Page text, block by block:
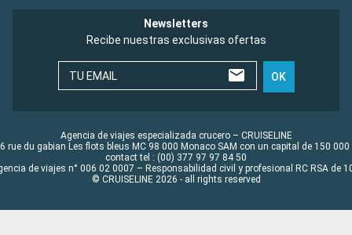
Newsletters
Recibe nuestras exclusivas ofertas
TU EMAIL OK
Agencia de viajes especializada crucero – CRUISELINE
rue du gabian Les flots bleus MC 98 000 Monaco SAM con un capital de 150 000
contact tel : (00) 377 97 97 84 50
de viajes n° 006 02 0007 – Responsabilidad civil y profesional RC RSA de
© CRUISELINE 2026 - all rights reserved